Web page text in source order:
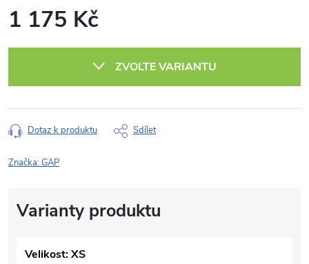
1 175 Kč
ZVOLTE VARIANTU
Dotaz k produktu Sdílet
Značka:GAP
Velikost: XS